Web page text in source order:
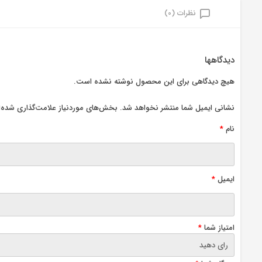
نظرات (0)
دیدگاهها
هیچ دیدگاهی برای این محصول نوشته نشده است.
نشانی ایمیل شما منتشر نخواهد شد. بخش‌های موردنیاز علامت‌گذاری
نام*
ایمیل*
امتیاز شما*